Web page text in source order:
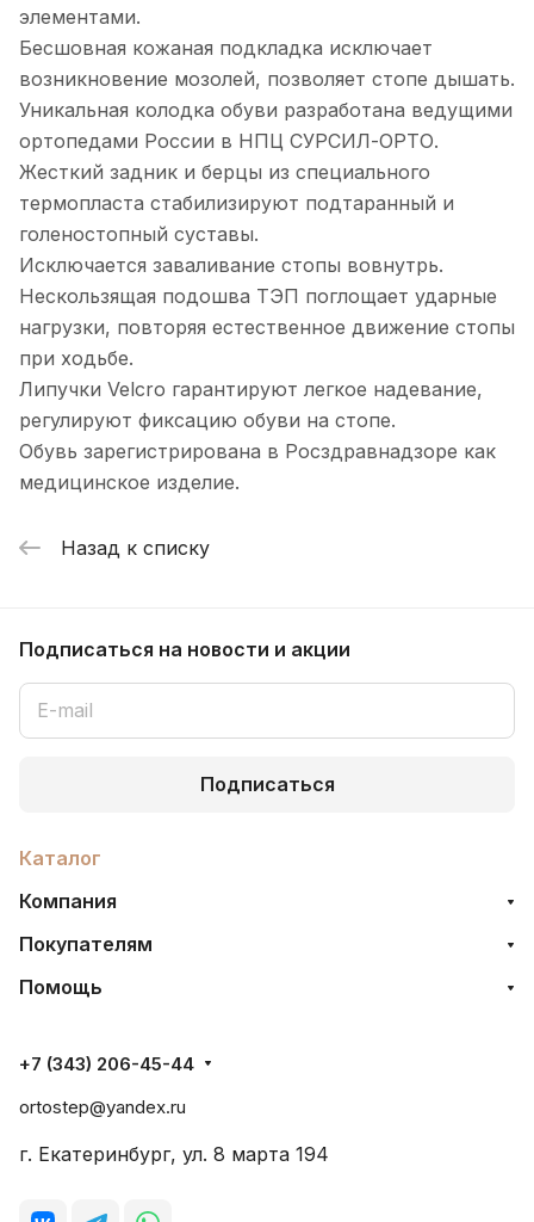
элементами.
Бесшовная кожаная подкладка исключает
возникновение мозолей, позволяет стопе дышать.
Уникальная колодка обуви разработана ведущими
ортопедами России в НПЦ СУРСИЛ-ОРТО.
Жесткий задник и берцы из специального
термопласта стабилизируют подтаранный и
голеностопный суставы.
Исключается заваливание стопы вовнутрь.
Нескользящая подошва ТЭП поглощает ударные
нагрузки, повторяя естественное движение стопы
при ходьбе.
Липучки Velcro гарантируют легкое надевание,
регулируют фиксацию обуви на стопе.
Обувь зарегистрирована в Росздравнадзоре как
медицинское изделие.
Назад к списку
Подписаться на новости и акции
Подписаться
Каталог
Компания
Покупателям
Помощь
+7 (343) 206-45-44
ortostep@yandex.ru
г. Екатеринбург, ул. 8 марта 194